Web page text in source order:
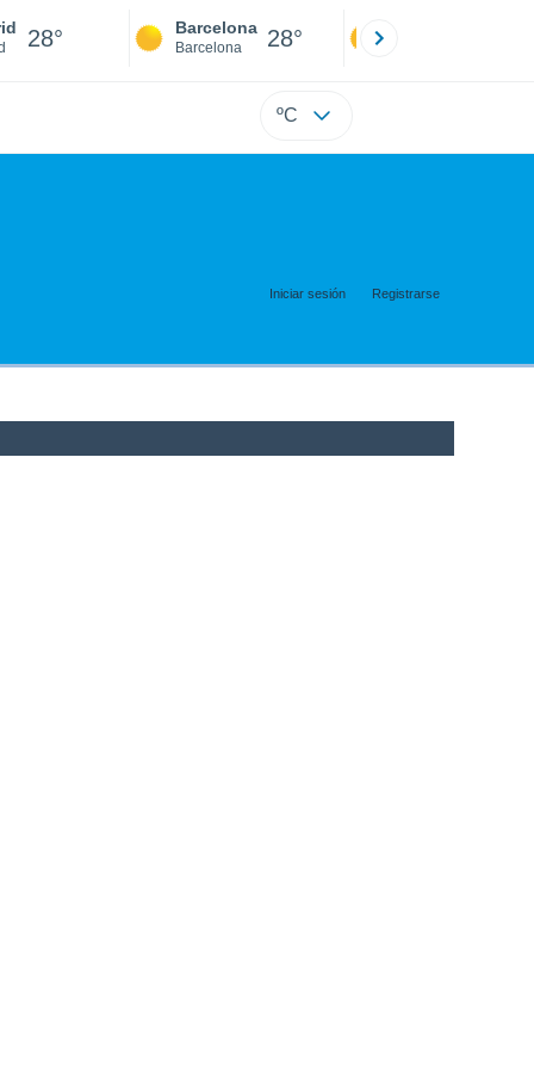
28° Barcelona
Barcelona 28°
ºC
Iniciar sesión Registrarse